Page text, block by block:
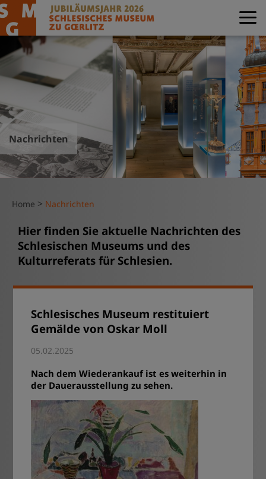
Nachrichten
Home > Nachrichten
Hier finden Sie aktuelle Nachrichten des
Schlesischen Museums und des
Kulturreferats für Schlesien.
Schlesisches Museum restituiert
Gemälde von Oskar Moll
05.02.2025
Nach dem Wiederankauf ist es weiterhin in
der Dauerausstellung zu sehen.